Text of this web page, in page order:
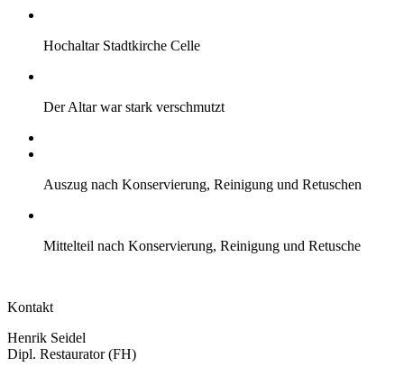
Hochaltar Stadtkirche Celle
Der Altar war stark verschmutzt
Auszug nach Konservierung, Reinigung und Retuschen
Mittelteil nach Konservierung, Reinigung und Retusche
Kontakt
Henrik Seidel
Dipl. Restaurator (FH)